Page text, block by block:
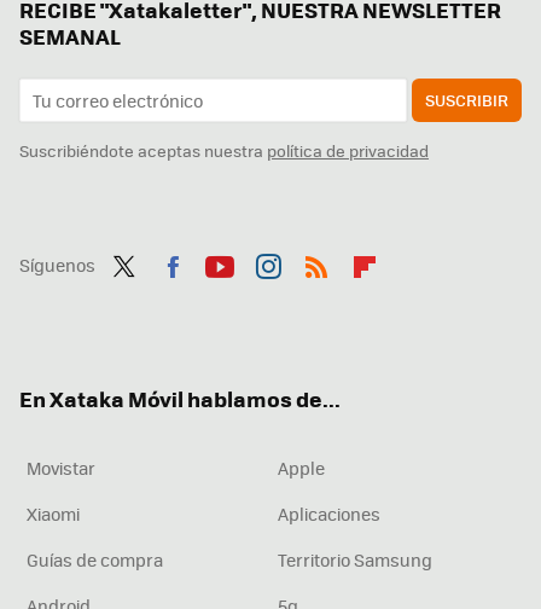
RECIBE "Xatakaletter", NUESTRA NEWSLETTER
SEMANAL
SUSCRIBIR
Suscribiéndote aceptas nuestra política de privacidad
Síguenos
En Xataka Móvil hablamos de...
Movistar
Apple
Xiaomi
Aplicaciones
Guías de compra
Territorio Samsung